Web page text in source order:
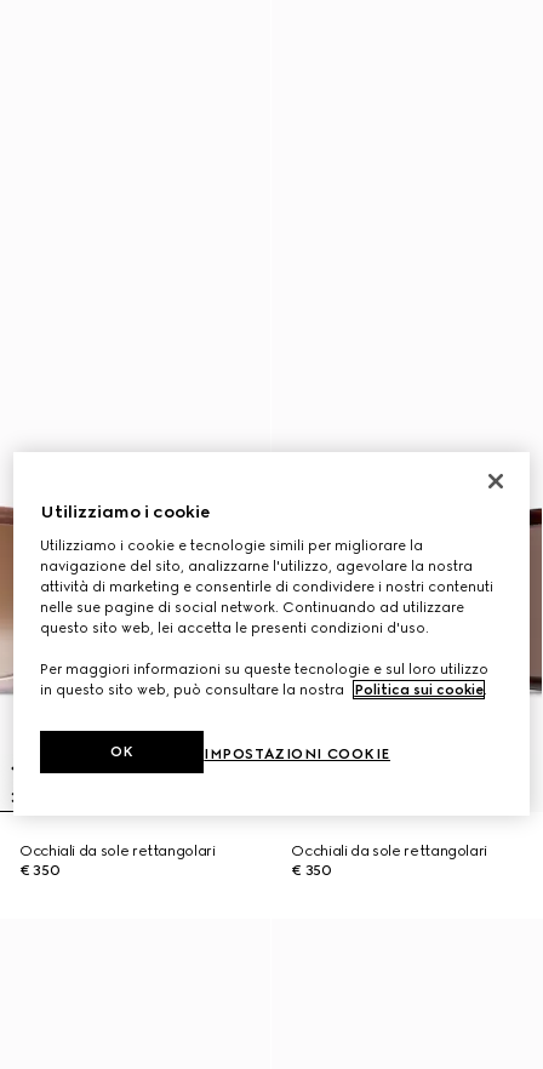
Occhiali da sole rettangolari
€ 350
Occhiali da sole rettangolari
€ 350
Utilizziamo i cookie
Utilizziamo i cookie e tecnologie simili per migliorare la
navigazione del sito, analizzarne l'utilizzo, agevolare la nostra
attività di marketing e consentirle di condividere i nostri contenuti
nelle sue pagine di social network. Continuando ad utilizzare
questo sito web, lei accetta le presenti condizioni d'uso.
Per maggiori informazioni su queste tecnologie e sul loro utilizzo
in questo sito web, può consultare la nostra
Politica sui cookie.
IMPOSTAZIONI COOKIE
OK